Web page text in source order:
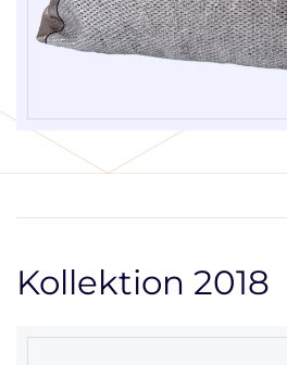
Kollektion 2018